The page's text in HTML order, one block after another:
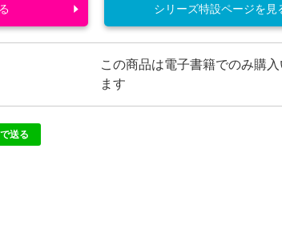
この商品は電子書籍でのみ購
ます
送る
シリーズ特設ページを見